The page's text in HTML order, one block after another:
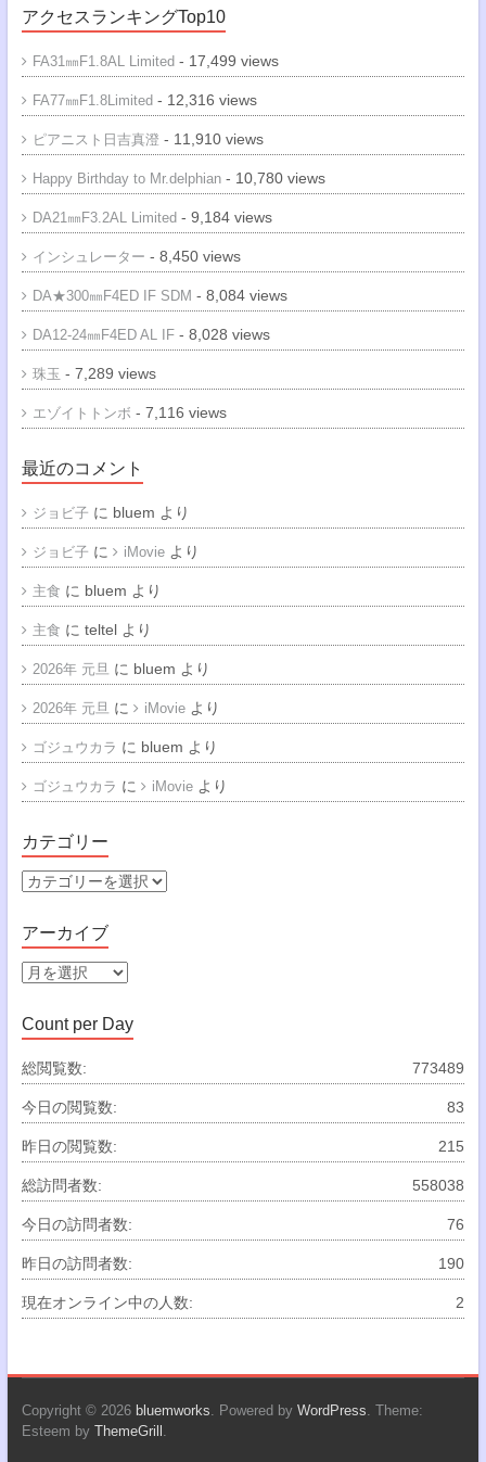
アクセスランキングTop10
FA31㎜F1.8AL Limited- 17,499 views
FA77㎜F1.8Limited- 12,316 views
ピアニスト日吉真澄 - 11,910 views
Happy Birthday to Mr.delphian- 10,780 views
DA21㎜F3.2AL Limited- 9,184 views
インシュレーター - 8,450 views
DA★300㎜F4ED IF SDM - 8,084 views
DA12-24㎜F4ED AL IF- 8,028 views
珠玉 - 7,289 views
エゾイトトンボ - 7,116 views
最近のコメント
ジョビ子 に bluem より
ジョビ子 に iMovieより
主食 に bluem より
主食 に teltelより
2026年 元旦に bluem より
2026年 元旦に iMovieより
ゴジュウカラ に bluem より
ゴジュウカラ に iMovieより
カテゴリー
カ
ゴ
リ
ー
アーカイブ
ア
カ
イ
ブ
Count per Day
773489
総閲覧数:
83
今日の閲覧数:
215
昨日の閲覧数:
558038
総訪問者数:
76
今日の訪問者数:
190
昨日の訪問者数:
2
現在オンライン中の人数:
Copyright © 2026 bluemworks. Powered by WordPress. Theme:
Esteem by ThemeGrill .